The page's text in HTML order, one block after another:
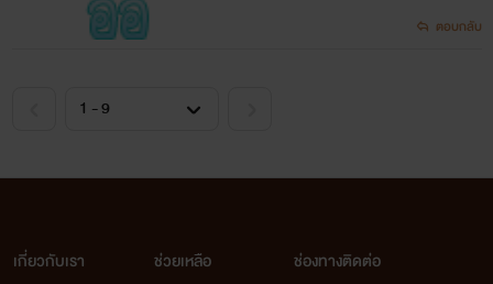
ตอบกลับ
เกี่ยวกับเรา
ช่วยเหลือ
ช่องทางติดต่อ